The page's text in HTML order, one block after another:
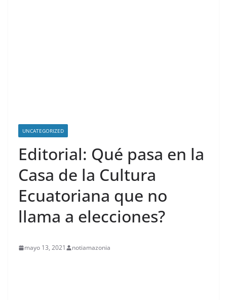
UNCATEGORIZED
Editorial: Qué pasa en la
Casa de la Cultura
Ecuatoriana que no
llama a elecciones?
mayo 13, 2021 notiamazonia